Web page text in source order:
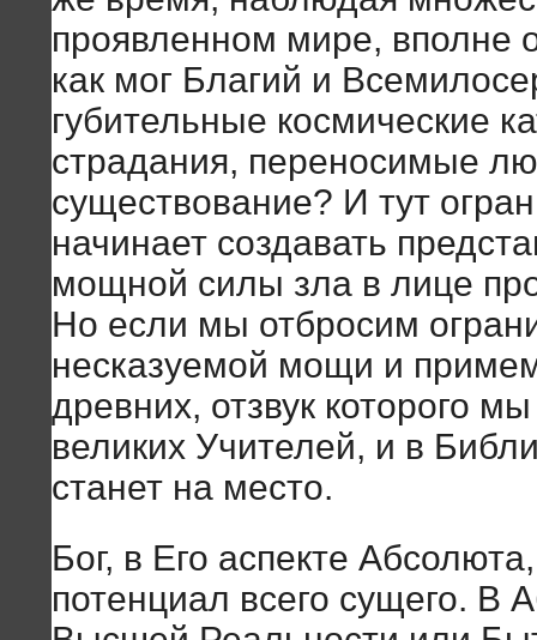
проявленном мире, вполне
как мог Благий и
губительные космические
страдания, переносимые
существование? И тут
начинает создавать
мощной силы зла в лице
Но если мы отбросим
несказуемой мощи и
древних, отзвук которого
великих Учителей, и в
станет на место.
Бог, в Его аспекте
потенциал всего сущего. В